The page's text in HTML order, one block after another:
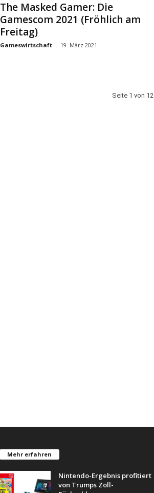
The Masked Gamer: Die
Gamescom 2021 (Fröhlich am
Freitag)
Gameswirtschaft - 19. März 2021
Seite 1 von 12
Mehr erfahren
Nintendo-Ergebnis profitiert
von Trumps Zoll-